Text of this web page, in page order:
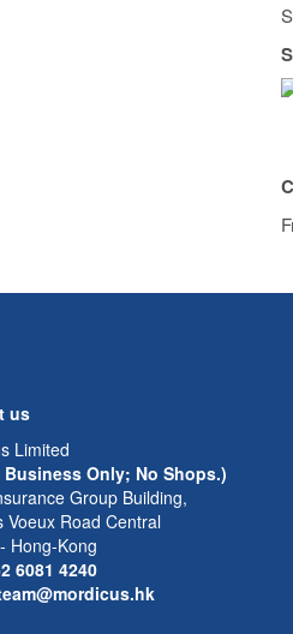
us
Limited
Only; No Shops.)
Group Building,
Voeux Road Central
Hong-Kong
6081 4240